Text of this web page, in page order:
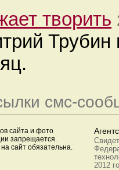
творить
Трубин
смс-
сайта и фото
запрещается.
сайт обязательна.
2012